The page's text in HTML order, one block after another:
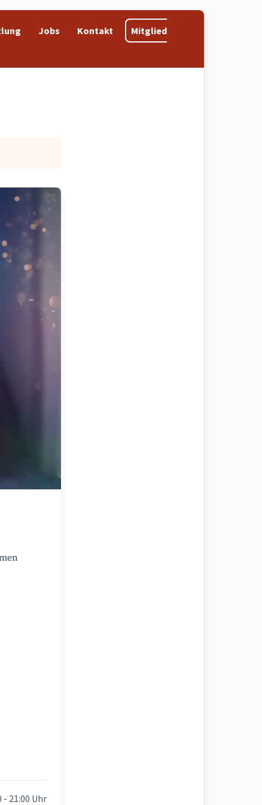
Jobs Kontakt
Mitglied
- 21:00 Uhr